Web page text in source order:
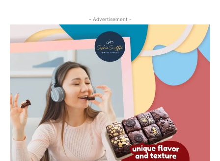
- Advertisement -